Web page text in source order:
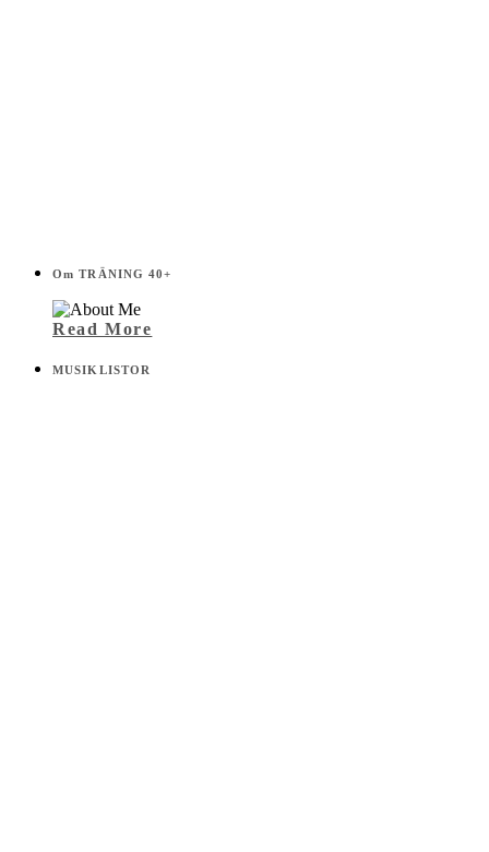
Om TRÄNING 40+
Read More
MUSIKLISTOR